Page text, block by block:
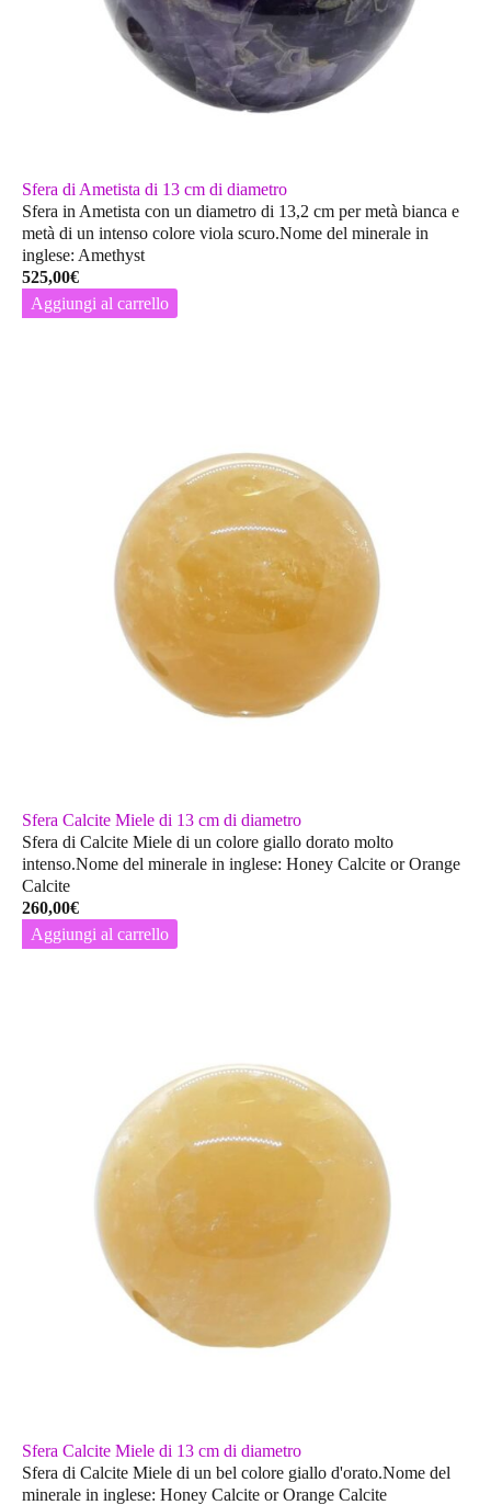
Sfera di Ametista di 13 cm di diametro
Sfera in Ametista con un diametro di 13,2 cm per metà bianca e
metà di un intenso colore viola scuro.Nome del minerale in
inglese: Amethyst
525,00€
Aggiungi al carrello
Sfera Calcite Miele di 13 cm di diametro
Sfera di Calcite Miele di un colore giallo dorato molto
intenso.Nome del minerale in inglese: Honey Calcite or Orange
Calcite
260,00€
Aggiungi al carrello
Sfera Calcite Miele di 13 cm di diametro
Sfera di Calcite Miele di un bel colore giallo d'orato.Nome del
minerale in inglese: Honey Calcite or Orange Calcite